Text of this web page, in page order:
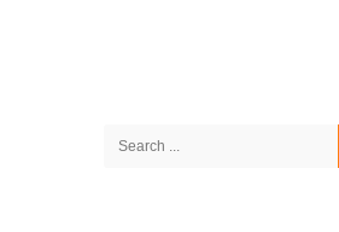
Search